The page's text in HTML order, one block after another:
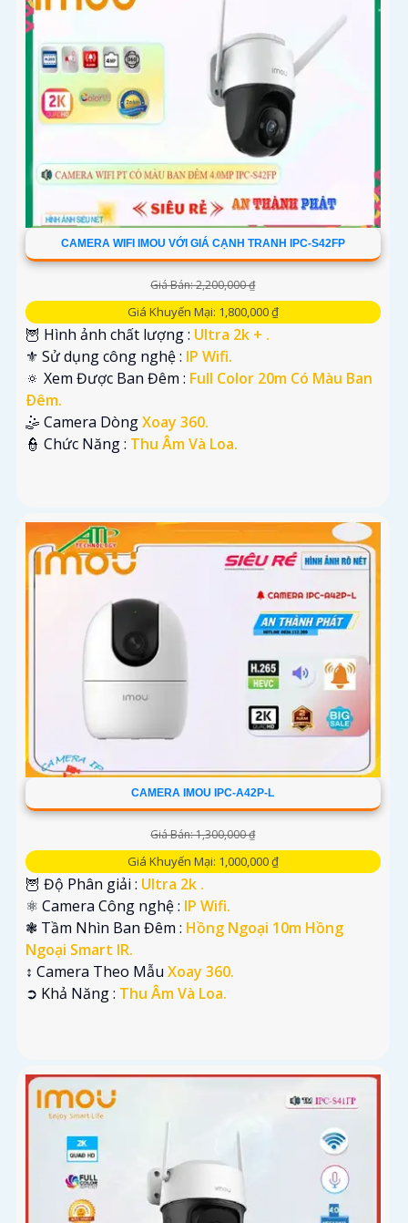
CAMERA WIFI IMOU VỚI GIÁ CẠNH TRANH IPC-S42FP
Giá Bán: 2,200,000 ₫
Giá Khuyến Mại: 1,800,000 ₫
🦉 Hình ảnh chất lượng : Ultra 2k + .
⚜️ Sử dụng công nghệ : IP Wifi.
🔅 Xem Được Ban Đêm : Full Color 20m Có Màu Ban
Ðêm.
🤹 Camera DòngXoay 360.
️👮 Chức Năng : Thu Âm Và Loa.
CAMERA IMOU IPC-A42P-L
Giá Bán: 1,300,000 ₫
Giá Khuyến Mại: 1,000,000 ₫
🦉 Độ Phân giải : Ultra 2k .
⚛️ Camera Công nghệ : IP Wifi.
❃ Tầm Nhìn Ban Đêm : Hồng Ngoại 10m Hồng
Ngoại Smart IR.
↕️ Camera Theo Mẫu Xoay 360.
️➲ Khả Năng : Thu Âm Và Loa.